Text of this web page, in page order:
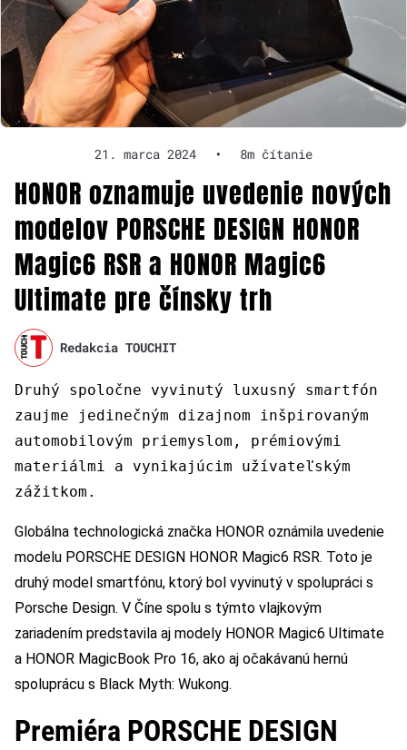
21. marca 2024 • 8m čítanie
HONOR oznamuje uvedenie nových
modelov PORSCHE DESIGN HONOR
Magic6 RSR a HONOR Magic6
Ultimate pre čínsky trh
Redakcia TOUCHIT
Druhý spoločne vyvinutý luxusný smartfón
zaujme jedinečným dizajnom inšpirovaným
automobilovým priemyslom, prémiovými
materiálmi a vynikajúcim užívateľským
zážitkom.
Globálna technologická značka HONOR oznámila uvedenie
modelu PORSCHE DESIGN HONOR Magic6 RSR. Toto je
druhý model smartfónu, ktorý bol vyvinutý v spolupráci s
Porsche Design. V Číne spolu s týmto vlajkovým
zariadením predstavila aj modely HONOR Magic6 Ultimate
a HONOR MagicBook Pro 16, ako aj očakávanú hernú
spoluprácu s Black Myth: Wukong.
Premiéra PORSCHE DESIGN